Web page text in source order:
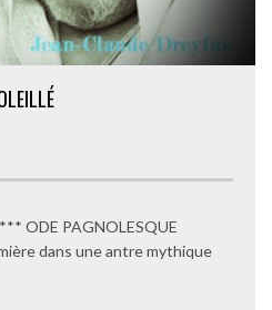
ODE PAGNOLESQUE
dans une antre mythique